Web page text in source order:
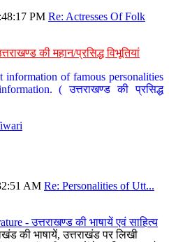
PM Re: Actresses Of Folk
की महान/प्रसिद्ध विभूतियां
of famous personalities
( उत्तराखण्ड की प्रसिद्ध
AM Re: Personalities of Utt...
- उत्तराखण्ड की भाषायें एवं साहित्य
की भाषायें, उत्तराखंड पर लिखी